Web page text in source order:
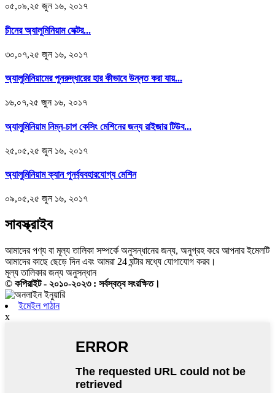
০৫,০৯,২৫ জুন ১৬, ২০১৭
চীনের অ্যালুমিনিয়াম সেক্টর...
৩০,০৭,২৫ জুন ১৬, ২০১৭
অ্যালুমিনিয়ামের পুনরুদ্ধারের হার কীভাবে উন্নত করা যায়...
১৬,০৭,২৫ জুন ১৬, ২০১৭
অ্যালুমিনিয়াম নিম্ন-চাপ কেসিং মেশিনের জন্য রাইজার টিউব...
২৫,০৫,২৫ জুন ১৬, ২০১৭
অ্যালুমিনিয়াম ক্যান পুনর্ব্যবহারযোগ্য মেশিন
০৯,০৫,২৫ জুন ১৬, ২০১৭
সাবস্ক্রাইব
আমাদের পণ্য বা মূল্য তালিকা সম্পর্কে অনুসন্ধানের জন্য, অনুগ্রহ করে আপনার ইমেলটি
আমাদের কাছে ছেড়ে দিন এবং আমরা 24 ঘন্টার মধ্যে যোগাযোগ করব।
মূল্য তালিকার জন্য অনুসন্ধান
© কপিরাইট - ২০১০-২০২৩ : সর্বস্বত্ব সংরক্ষিত।
ইমেইল পাঠান
x